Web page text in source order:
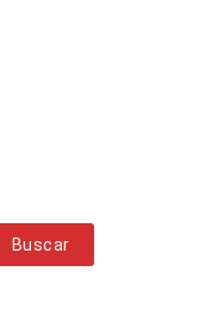
Buscar